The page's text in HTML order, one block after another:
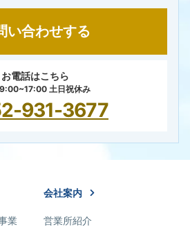
い合わせする
お電話はこちら
土日祝休み
931-3677
業
会社案内
営業所紹介